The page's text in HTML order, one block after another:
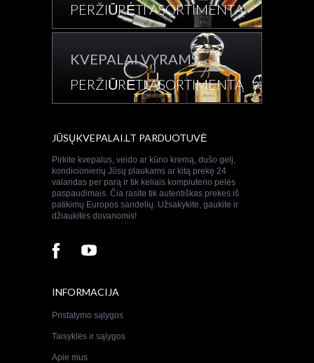
PERŽIŪRĖTI ASORTIMENTĄ
KVEPALAI VYRAMS
PERŽIŪRĖTI ASORTIMENTĄ
JŪSŲKVEPALAI.LT PARDUOTUVĖ
Pirkite kvepalus, veido ar kūno kremą, dušo gelį,
kondicionierių Jūsų plaukams ar kitą prekę 24
valandas per parą ir tik keliais kompiuterio pelės
paspaudimais. Čia rasite tik autentiškas prekes iš
patikimų Europos sandelių. Užsakykite, gaukite ir
džiaukitės dovanomis!
INFORMACIJA
Pristatymo sąlygos
Taisyklės ir sąlygos
Apie mus